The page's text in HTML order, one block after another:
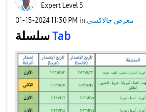
Expert Level 5
‎01-15-202411:30 PM in معرض جالاكسى
Tab